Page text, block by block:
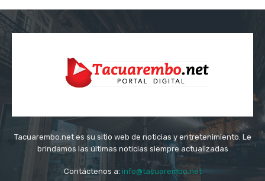
Tacuarembo.net es su sitio web de noticias y entretenimiento. Le
brindamos las últimas noticias siempre actualizadas
Contáctenos a: info@tacuarembo.net